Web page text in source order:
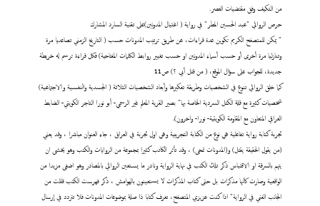
من التكيف وفق مقتضيات العصر.
حرص الروائي "عبد الحسين المطر" في رواية ( اغتيال المدونين)على تقنية السارد المشارك
" يمكن للمتصفح الكريم تكوين عدة قراءات، عن طريق ترتيب المدونات حسب ( التاريخ الزمني تصاعديا مرة
وتنازليا مرة أخرى أو حسب أسماء المدونين او حسب تغيير روابط الكلمات المفتاحية) فكل قراءة ترسم له خريطة
جديدة، للجواب على سؤال الموقع، ( من قتل أبي ؟) ص11
كما خلق الروائي تنوع في الشخصيات وطريقة تفكيرها وأبعاد الشخصيات الثلاثة ( الجسدية والنفسية والاجتماعية)
شخصيات كثيرة مع قلة الكتل السردية الخاصة بها" بصير القرية المعلم غير الرسمي- أبو نورا التاجر الكويتي- الضابط
العراقي المتعاون مع المقاومة الكويتية- نورا- واخرون).
تجربة كتابة رواية تفاعلية هي نوع من الكتابة التجريبية وهي اول تجربة في العراق ، جاء العنوان مباشرا ، وقد يعني
(من يقول الحقيقة يقتل) و(المدونات تمحى) ، وقد تأثر الكاتب كثيرا بمجموعة من الروايات والكتب وهو يخشى ان
يتهم بالسرقة او الاقتباس ذكر تلك الكتب في نهاية الرواية ونادر ما يستعين الروائي بالمصادر وهو اضفى مزيدا من
الواقعية وصارت كأنها مذكرات بل حتى كتاب المذكرات لا يستعينون بالهوامش ، ذكر فهرست الكتب قللت من
الجانب الفني في الرواية" اذا كنت عزيزي المتصفح، تعرف كتابا ذا صلة بموضوعات المدونات فلا تتردد في إرسال